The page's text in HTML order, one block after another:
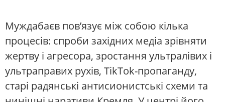
Муждабаєв пов’язує між собою кілька
процесів: спроби західних медіа зрівняти
жертву і агресора, зростання ультралівих і
ультраправих рухів, TikTok-пропаганду,
старі радянські антисионистські схеми та